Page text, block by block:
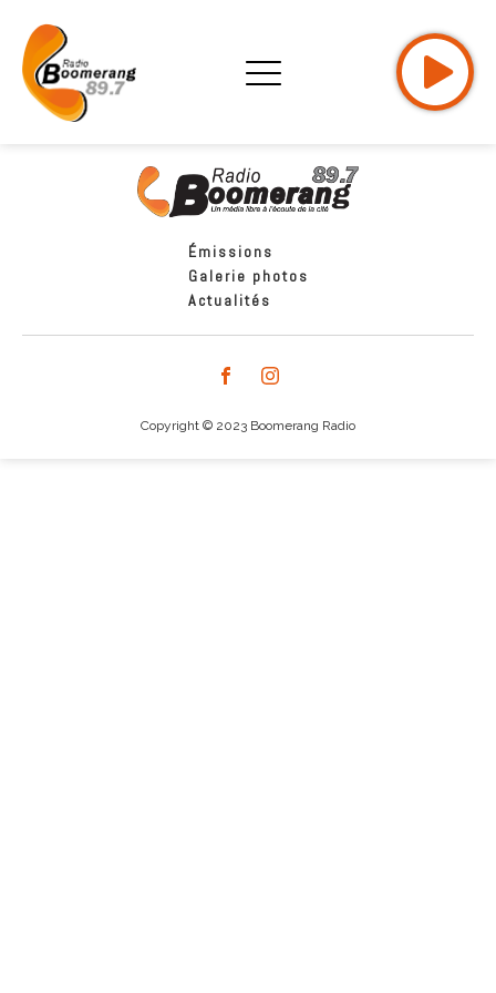
Émissions
Galerie photos
Actualités
Copyright © 2023 Boomerang Radio